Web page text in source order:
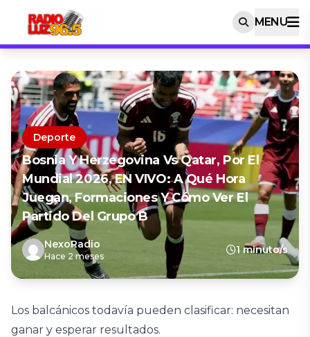
MENU
Deporte
Bosnia Y Herzegovina Vs Qatar, Por El
Mundial 2026, EN VIVO: A Qué Hora
Juegan, Formaciones Y Cómo Ver El
Partido Del Grupo B
NexoRadio
Hace 2 meses
1 minuto/s
Los balcánicos todavía pueden clasificar: necesitan
ganar y esperar resultados.